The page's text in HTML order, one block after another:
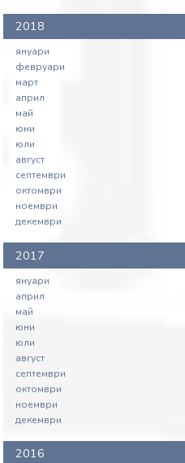
2018
януари
февруари
март
април
май
юни
юли
август
септември
октомври
ноември
декември
2017
януари
април
май
юни
юли
август
септември
октомври
ноември
декември
2016